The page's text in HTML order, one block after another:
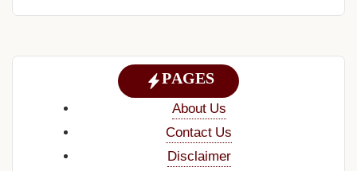
PAGES
About Us
Contact Us
Disclaimer